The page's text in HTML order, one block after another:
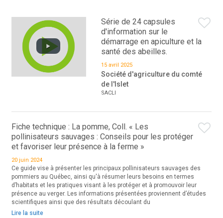
Série de 24 capsules
d'information sur le
démarrage en apiculture et la
santé des abeilles.
15 avril 2025
Société d'agriculture du comté
de l'Islet
SACLI
Fiche technique : La pomme, Coll. « Les
pollinisateurs sauvages : Conseils pour les protéger
et favoriser leur présence à la ferme »
20 juin 2024
Ce guide vise à présenter les principaux pollinisateurs sauvages des
pommiers au Québec, ainsi qu'à résumer leurs besoins en termes
d’habitats et les pratiques visant à les protéger et à promouvoir leur
présence au verger. Les informations présentées proviennent d’études
scientifiques ainsi que des résultats découlant du
Lire la suite